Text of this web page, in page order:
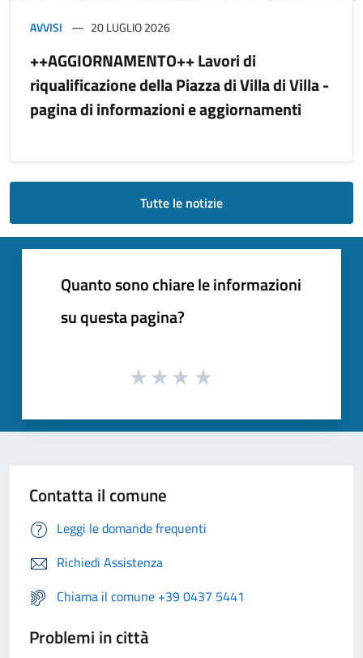
AVVISI 20 LUGLIO 2026
++AGGIORNAMENTO++ Lavori di
riqualificazione della Piazza di Villa di Villa -
pagina di informazioni e aggiornamenti
Tutte le notizie
Quanto sono chiare le informazioni
su questa pagina?
Contatta il comune
Leggi le domande frequenti
Richiedi Assistenza
Chiama il comune +39 0437 5441
Problemi in città